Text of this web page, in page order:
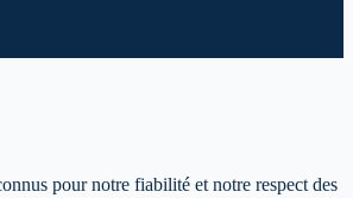
pour notre fiabilité et notre respect des